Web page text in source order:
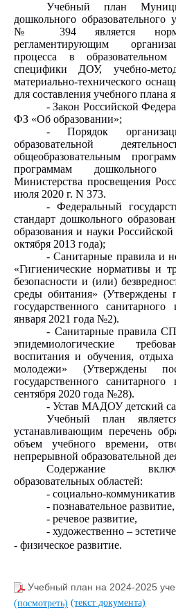
Учебный план
дошкольного образовательного
№ 394 является
регламентирующим
процесса в
специфики ДОУ, учебно-
материально-технического
для составления учебного плана
- Закон Российской
ФЗ «Об образовании»;
- Порядок
образовательной
общеобразовательным
программам дошкольного
Министерства просвещения
июля 2020 г. N 373.
- Федеральный
стандарт дошкольного
образования и науки
октября 2013 года);
- Санитарные правила и
«Гигиенические нормативы и
безопасности и (или)
среды обитания» (Утверждены
государственного
января 2021 года №2).
- Санитарные правила
эпидемиологические
воспитания и обучения,
молодежи» (Утверждены
государственного
сентября 2020 года №28).
- Устав МАДОУ детский
Учебный план
устанавливающим перечень
объем учебного времени,
непрерывной образовательной
Содержание
образовательных областей:
- социально-
- познавательное развитие,
- речевое развитие,
- художественно –
- физическое развитие.
Учебный план на 2024-2025
(посмотреть) (текст документа)